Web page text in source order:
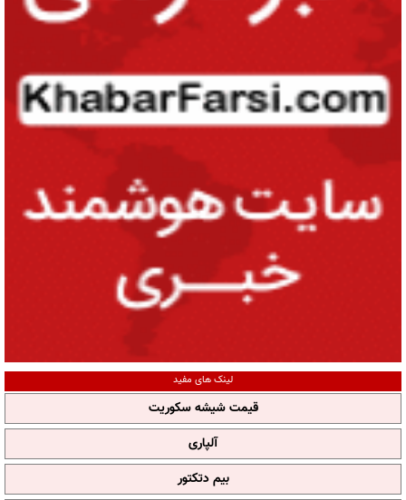
لینک های مفید
قیمت شیشه سکوریت
آلپاری
بیم دتکتور